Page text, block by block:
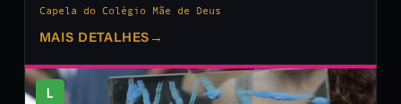
Capela do Colégio Mãe de Deus
MAIS DETALHES →
L